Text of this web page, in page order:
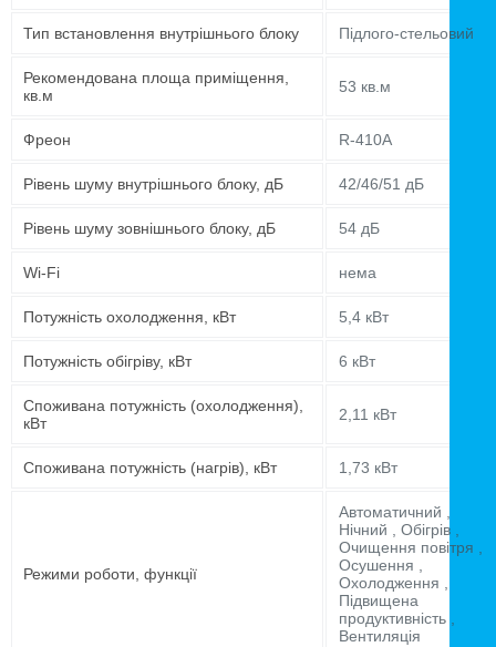
Тип встановлення внутрішнього блоку Підлого-стельовий
Рекомендована площа приміщення,
кв.м
53 кв.м
Фреон R-410A
Рівень шуму внутрішнього блоку, дБ 42/46/51 дБ
Рівень шуму зовнішнього блоку, дБ 54 дБ
Wi-Fi нема
Потужність охолодження, кВт 5,4 кВт
Потужність обігріву, кВт 6 кВт
Споживана потужність (охолодження),
кВт
2,11 кВт
Споживана потужність (нагрів), кВт 1,73 кВт
Режими роботи, функції
Автоматичний ,
Нічний , Обігрів ,
Очищення повітря ,
Осушення ,
Охолодження ,
Підвищена
продуктивність ,
Вентиляція